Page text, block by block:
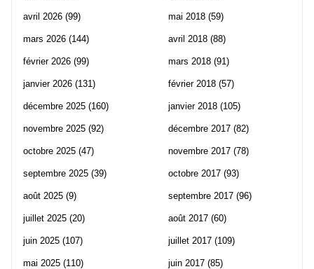
avril 2026 (99)
mars 2026 (144)
février 2026 (99)
janvier 2026 (131)
décembre 2025 (160)
novembre 2025 (92)
octobre 2025 (47)
septembre 2025 (39)
août 2025 (9)
juillet 2025 (20)
juin 2025 (107)
mai 2025 (110)
mai 2018 (59)
avril 2018 (88)
mars 2018 (91)
février 2018 (57)
janvier 2018 (105)
décembre 2017 (82)
novembre 2017 (78)
octobre 2017 (93)
septembre 2017 (96)
août 2017 (60)
juillet 2017 (109)
juin 2017 (85)